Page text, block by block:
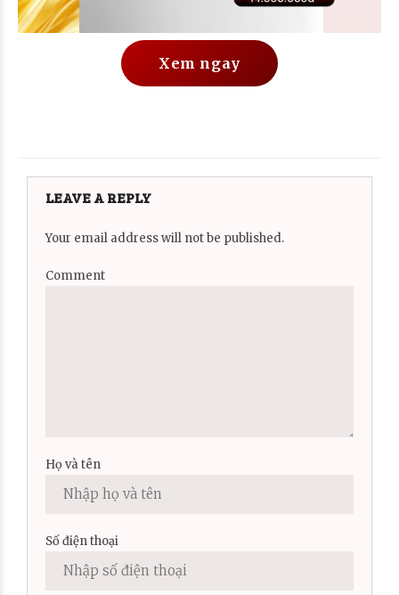
Xem ngay
LEAVE A REPLY
Your email address will not be published.
Comment
Họ và tên
Số điện thoại